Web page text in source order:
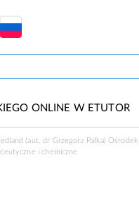
ONLINE W ETUTOR
(aut. dr Grzegorz Pałka)
i chemiczne